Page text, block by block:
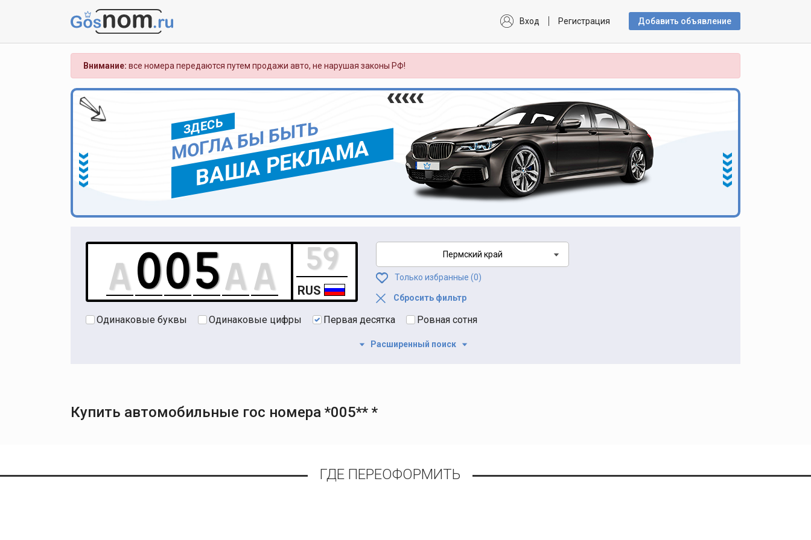
Вход Регистрация Добавить объявлениe
Внимание: все номера передаются путем продажи авто, не нарушая законы РФ!
ЗДЕСЬ
МОГЛА БЫ БЫТЬ
ВАША РЕКЛАМА
RUS
Пермский край
Только избранные (0)
Сбросить фильтр
Одинаковые буквы Одинаковые цифры Первая десятка Ровная сотня
Расширенный поиск
Купить автомобильные гос номера *005** *
ГДЕ ПЕРЕОФОРМИТЬ